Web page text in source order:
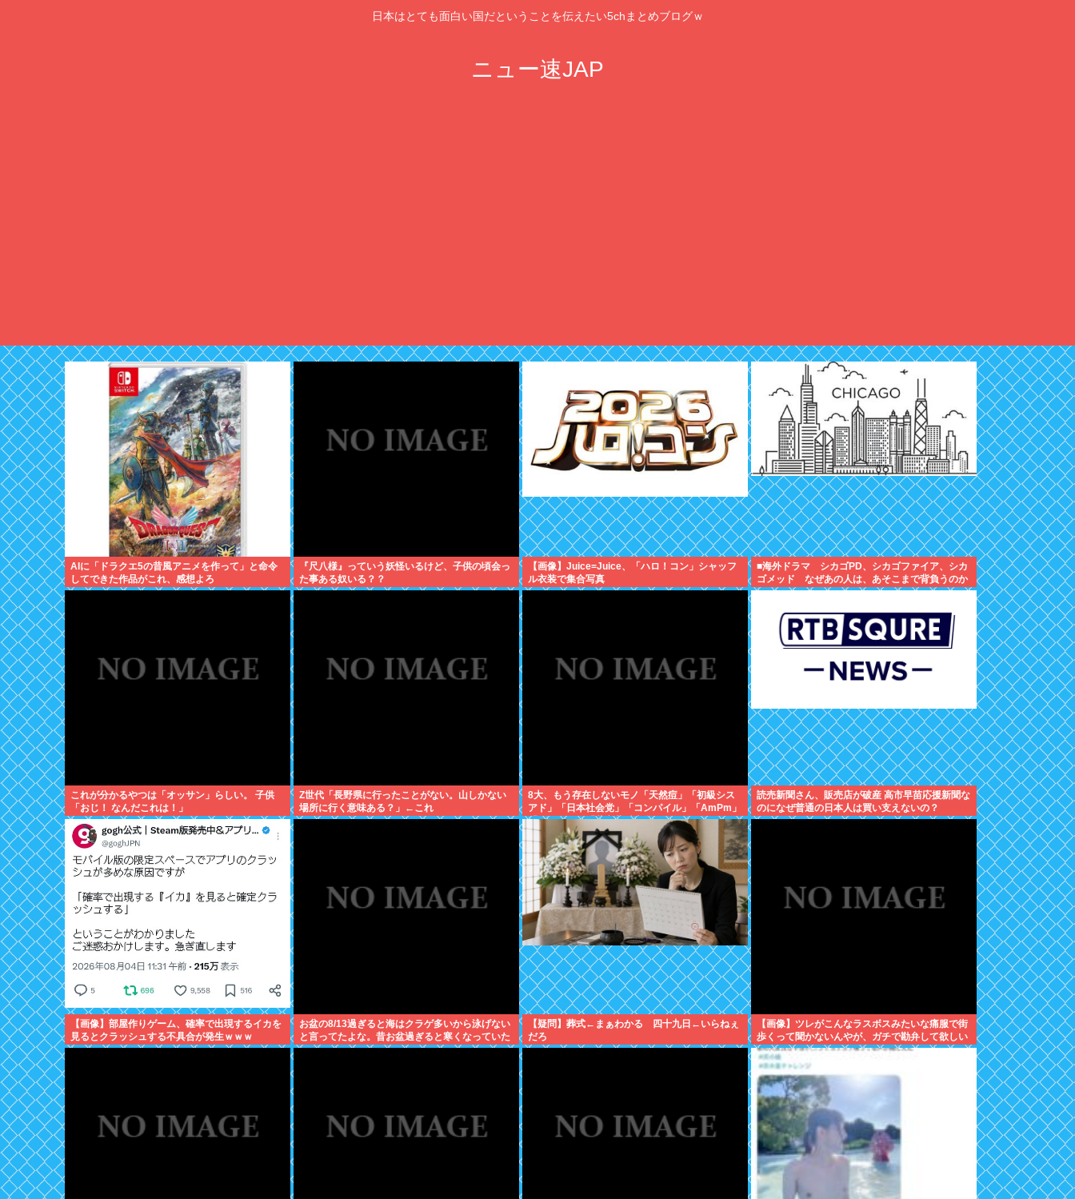
日本はとても面白い国だということを伝えたい5chまとめブログｗ
ニュー速JAP
AIに「ドラクエ5の昔風アニメを作って」と命令
してできた作品がこれ、感想よろ
『尺八様』っていう妖怪いるけど、子供の頃会っ
た事ある奴いる？？
【画像】Juice=Juice、「ハロ！コン」シャッフ
ル衣装で集合写真
■海外ドラマ シカゴPD、シカゴファイア、シカ
ゴメッド なぜあの人は、あそこまで背負うのか
これが分かるやつは「オッサン」らしい。 子供
「おじ！ なんだこれは！」
Z世代「長野県に行ったことがない。山しかない
場所に行く意味ある？」←これ
8大、もう存在しないモノ「天然痘」「初級シス
アド」「日本社会党」「コンパイル」「AmPm」
「ジャスコ」「共立薬科大学」
読売新聞さん、販売店が破産 高市早苗応援新聞な
のになぜ普通の日本人は買い支えないの？
【画像】部屋作りゲーム、確率で出現するイカを
見るとクラッシュする不具合が発生ｗｗｗ
お盆の8/13過ぎると海はクラゲ多いから泳げない
と言ってたよな。昔お盆過ぎると寒くなっていた
し
【疑問】葬式←まぁわかる 四十九日←いらねぇ
だろ
【画像】ツレがこんなラスボスみたいな痛服で街
歩くって聞かないんやが、ガチで勘弁して欲しい